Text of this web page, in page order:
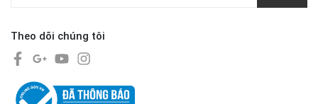
Theo dõi chúng tôi